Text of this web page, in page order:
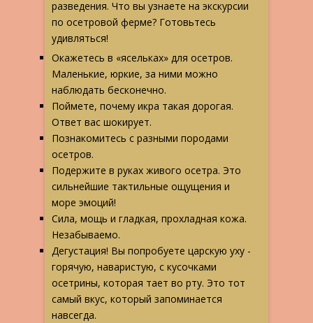
разведения. Что вы узнаете на экскурсии
по осетровой ферме? Готовьтесь
удивляться!
Окажетесь в «ясельках» для осетров.
Маленькие, юркие, за ними можно
наблюдать бесконечно.
Поймете, почему икра такая дорогая.
Ответ вас шокирует.
Познакомитесь с разными породами
осетров.
Подержите в руках живого осетра. Это
сильнейшие тактильные ощущения и
море эмоций!
Сила, мощь и гладкая, прохладная кожа.
Незабываемо.
Дегустация! Вы попробуете царскую уху -
горячую, наваристую, с кусочками
осетрины, которая тает во рту. Это тот
самый вкус, который запоминается
навсегда.